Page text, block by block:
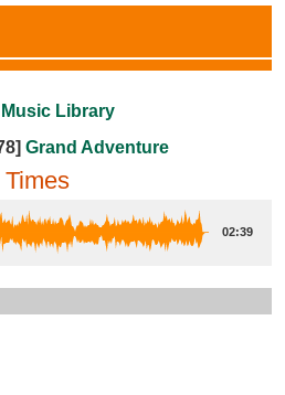
Library
Grand Adventure
02:39